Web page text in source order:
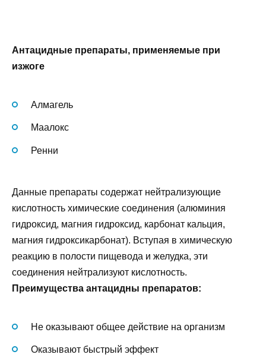
Антацидные препараты, применяемые при
изжоге
Алмагель
Маалокс
Ренни
Данные препараты содержат нейтрализующие
кислотность химические соединения (алюминия
гидроксид, магния гидроксид, карбонат кальция,
магния гидроксикарбонат). Вступая в химическую
реакцию в полости пищевода и желудка, эти
соединения нейтрализуют кислотность.
Преимущества антацидны препаратов:
Не оказывают общее действие на организм
Оказывают быстрый эффект